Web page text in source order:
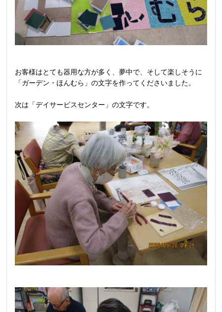
お客様はとても器用な方が多く、夢中で、そして楽しそうに
「ガーデン・ほんむら」の文字を作ってくださいました。
次は「デイサービスセンター」の文字です。